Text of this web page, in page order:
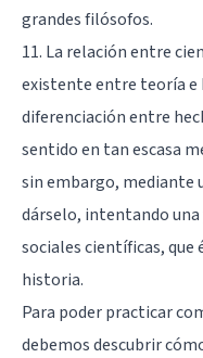
grandes filósofos.
11. La relación entre
existente entre teoría
diferenciación entre
sentido en tan escasa
sin embargo, mediante
dárselo, intentando una
sociales científicas, que
historia.
Para poder practicar
debemos descubrir